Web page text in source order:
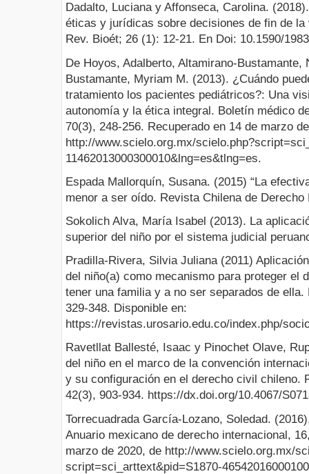
Dadalto, Luciana y Affonseca, Carolina.
éticas y jurídicas sobre decisiones de fin de
Rev. Bioét; 26 (1): 12-21. En Doi: 10.1590/
De Hoyos, Adalberto, Altamirano-Bustamante,
Bustamante, Myriam M. (2013). ¿Cuándo
tratamiento los pacientes pediátricos?: Una
autonomía y la ética integral. Boletín médico
70(3), 248-256. Recuperado en 14 de marzo
http://www.scielo.org.mx/
11462013000300010&lng=es&tlng=es.
Espada Mallorquín, Susana. (2015) “La
menor a ser oído. Revista Chilena de Derecho
Sokolich Alva, María Isabel (2013). La
superior del niño por el sistema judicial
Pradilla-Rivera, Silvia Juliana (2011)
del niño(a) como mecanismo para proteger el
tener una familia y a no ser separados de
329-348. Disponible en:
https://revistas.urosario.edu.co/index.php/
Ravetllat Ballesté, Isaac y Pinochet Olave,
del niño en el marco de la convención
y su configuración en el derecho civil chileno.
42(3), 903-934. https://dx.doi.org/10.4067/
Torrecuadrada García-Lozano, Soledad.
Anuario mexicano de derecho internacional,
marzo de 2020, de http://www.scielo.org.mx/
script=sci_arttext&pid=S1870-